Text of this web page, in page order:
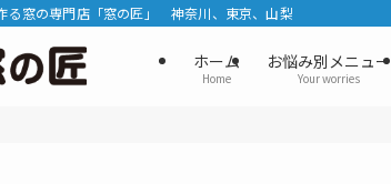
る窓の専門店「窓の匠」 神奈川、東京、山梨
ホーム
Home
お悩み別メニュー
Your worries